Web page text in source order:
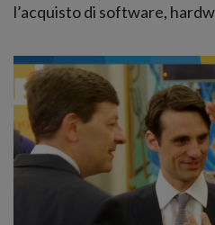
l’acquisto di software,